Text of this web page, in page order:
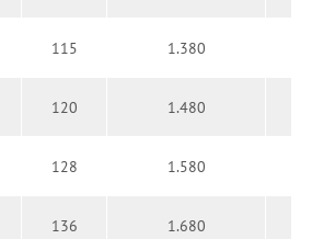
115 1.380
120 1.480
128 1.580
136 1.680